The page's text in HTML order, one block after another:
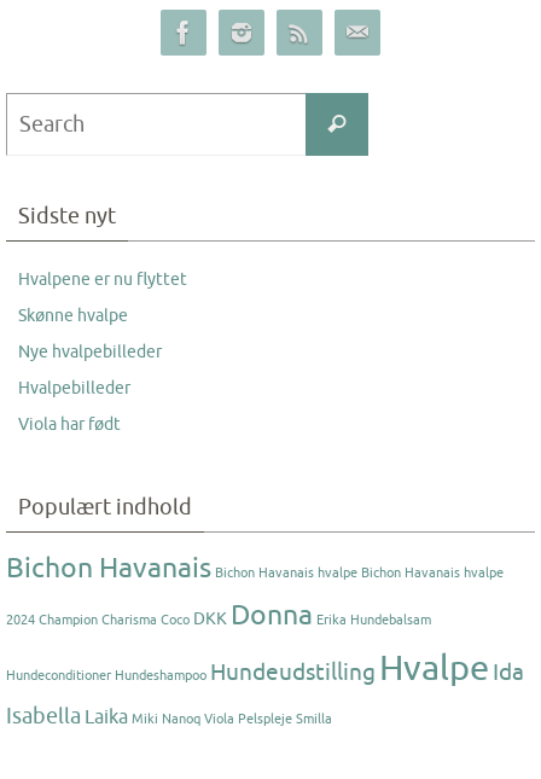
Search
Sidste nyt
Hvalpene er nu flyttet
Skønne hvalpe
Nye hvalpebilleder
Hvalpebilleder
Viola har født
Populært indhold
Bichon Havanais Bichon Havanais hvalpe Bichon Havanais hvalpe
2024 Champion Charisma Coco DKK Donna Erika Hundebalsam
Hundeconditioner Hundeshampoo Hundeudstilling Hvalpe Ida
Isabella Laika Miki Nanoq Viola Pelspleje Smilla